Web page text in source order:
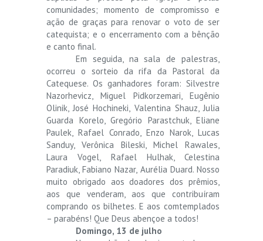
comunidades; momento de compromisso e
ação de graças para renovar o voto de ser
catequista; e o encerramento com a bênção
e canto final.
Em seguida, na sala de palestras,
ocorreu o sorteio da rifa da Pastoral da
Catequese. Os ganhadores foram: Silvestre
Nazorhevicz, Miguel Pidkorzemari, Eugênio
Olinik, José Hochineki, Valentina Shauz, Julia
Guarda Korelo, Gregório Parastchuk, Eliane
Paulek, Rafael Conrado, Enzo Narok, Lucas
Sanduy, Verônica Bileski, Michel Rawales,
Laura Vogel, Rafael Hulhak, Celestina
Paradiuk, Fabiano Nazar, Aurélia Duard. Nosso
muito obrigado aos doadores dos prêmios,
aos que venderam, aos que contribuíram
comprando os bilhetes. E aos comtemplados
– parabéns! Que Deus abençoe a todos!
Domingo, 13 de julho